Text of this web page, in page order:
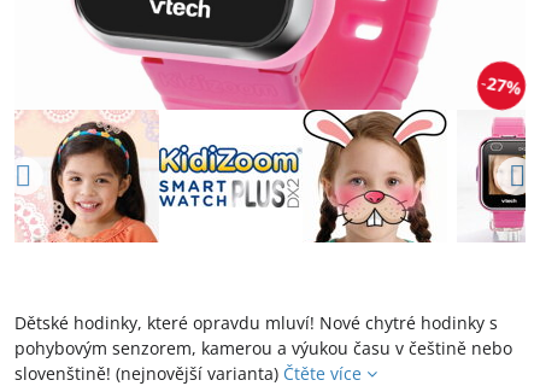
27%
Dětské hodinky, které opravdu mluví! Nové chytré hodinky s
pohybovým senzorem, kamerou a výukou času v češtině nebo
slovenštině! (nejnovější varianta) Čtěte více